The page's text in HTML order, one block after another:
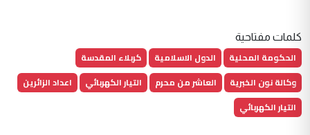
كلمات مفتاحية
الحكومة المحلية الدول الاسلامية
كربلاء المقدسة
وكالة نون الخبرية
العاشر من محرم التيار الكهربائي
اعداد الزائرين
التيار الكهربائي